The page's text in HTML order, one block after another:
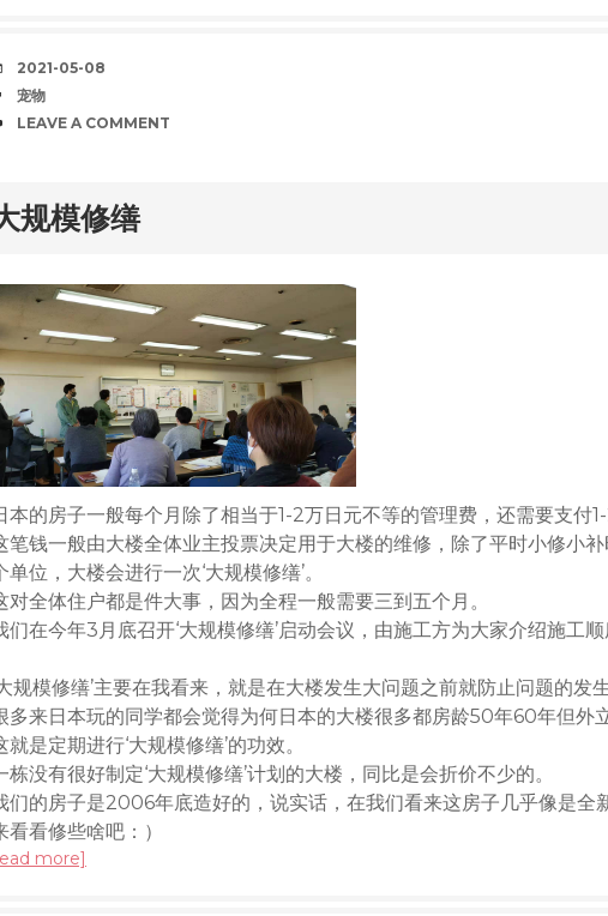
DATE
2021-05-08
TAGS
宠物
COMMENTS
LEAVE A COMMENT
规模修缮
本的房子一般每个月除了相当于1-2万日元不等的管理费，还需要支付1-
笔钱一般由大楼全体业主投票决定用于大楼的维修，除了平时小修小
单位，大楼会进行一次‘大规模修缮’。
对全体住户都是件大事，因为全程一般需要三到五个月。
们在今年3月底召开‘大规模修缮’启动会议，由施工方为大家介绍施工顺
规模修缮’主要在我看来，就是在大楼发生大问题之前就防止问题的发生
多来日本玩的同学都会觉得为何日本的大楼很多都房龄50年60年但外
就是定期进行‘大规模修缮’的功效。
栋没有很好制定‘大规模修缮’计划的大楼，同比是会折价不少的。
们的房子是2006年底造好的，说实话，在我们看来这房子几乎像是全
看看修些啥吧：）
more]